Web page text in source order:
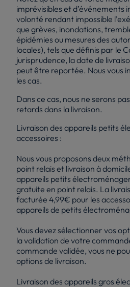
imprévisibles et d’événements
volonté rendant impossible
que grèves, inondations,
épidémies ou mesures des
locales), tels que définis par le
jurisprudence, la date de
peut être reportée. Nous vous
les cas.
Dans ce cas, nous ne serons
retards dans la livraison.
Livraison des appareils petits
accessoires :
Nous vous proposons deux
point relais et livraison à
appareils petits
gratuite en point relais. La
facturée 4,99€ pour les
appareils de petits
Vous devez sélectionner vos
la validation de votre
commande validée, vous ne
options de livraison.
Livraison des appareils gros